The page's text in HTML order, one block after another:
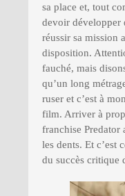
sa place et, tout
devoir développer
réussir sa mission
disposition.
fauché, mais
qu’un long
ruser et c’est à
film. Arriver à
franchise Predator
les dents. Et c’est
du succès critique